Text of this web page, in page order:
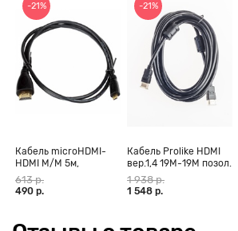
-21%
Кабель microHDMI-
HDMI M/M 5м,
позолоченные
контакты Blister box
613 р.
490 р.
-21%
Кабель Prolike HDMI
вер.1,4 19М-19М позол.
конт., ферритовые
кольца, 30 м
1 938 р.
1 548 р.